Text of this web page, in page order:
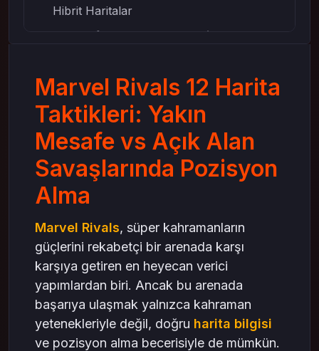
Hibrit Haritalar
Yakın Mesafe Savaşlarında Pozisyon Alma
Strateji Önerileri
Açık Alan Savaşlarında Pozisyon Alma
Uzun Menzilli Baskı
Avantajlar
Strateji Önerileri
Harita Taktiklerinde Denge Kurmak
Takım Kompozisyonunu Haritaya Göre
Ayarlamak
Esneklik Şart
lattice satın al ile Stabil Performans
Marvel Rivals Topluluk Deneyimleri
Sonuç: Harita Bilgisi Zaferi Belirler
mas4games ile Rekabet Avantajınızı Artırın
Marvel Rivals 12 Harita
Taktikleri: Yakın
Mesafe vs Açık Alan
Savaşlarında Pozisyon
Alma
Marvel Rivals, süper kahramanların
güçlerini rekabetçi bir arenada karşı
karşıya getiren en heyecan verici
yapımlardan biri. Ancak bu arenada
başarıya ulaşmak yalnızca kahraman
yetenekleriyle değil, doğru harita bilgisi
ve pozisyon alma becerisiyle de mümkün.